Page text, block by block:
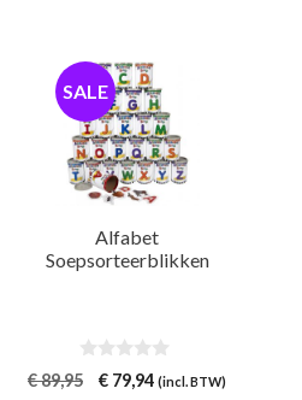
SALE
Alfabet
Soepsorteerblikken
0
v
€89,95
Oorspronkelijke
€ 79,94Huidige
(incl. BTW)